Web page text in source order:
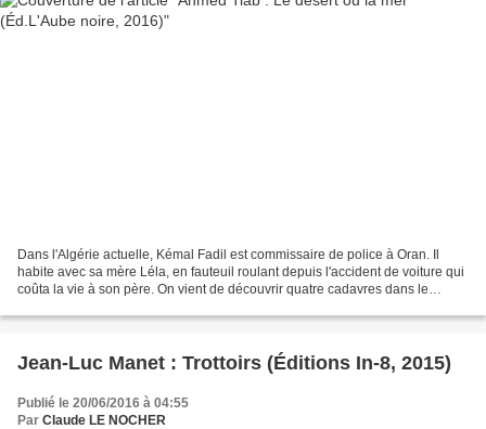
Dans l'Algérie actuelle, Kémal Fadil est commissaire de police à Oran. Il
habite avec sa mère Léla, en fauteuil roulant depuis l'accident de voiture qui
coûta la vie à son père. On vient de découvrir quatre cadavres dans le
Jean-Luc Manet : Trottoirs (Éditions In-8, 2015)
Publié le 20/06/2016 à 04:55
Par Claude LE NOCHER